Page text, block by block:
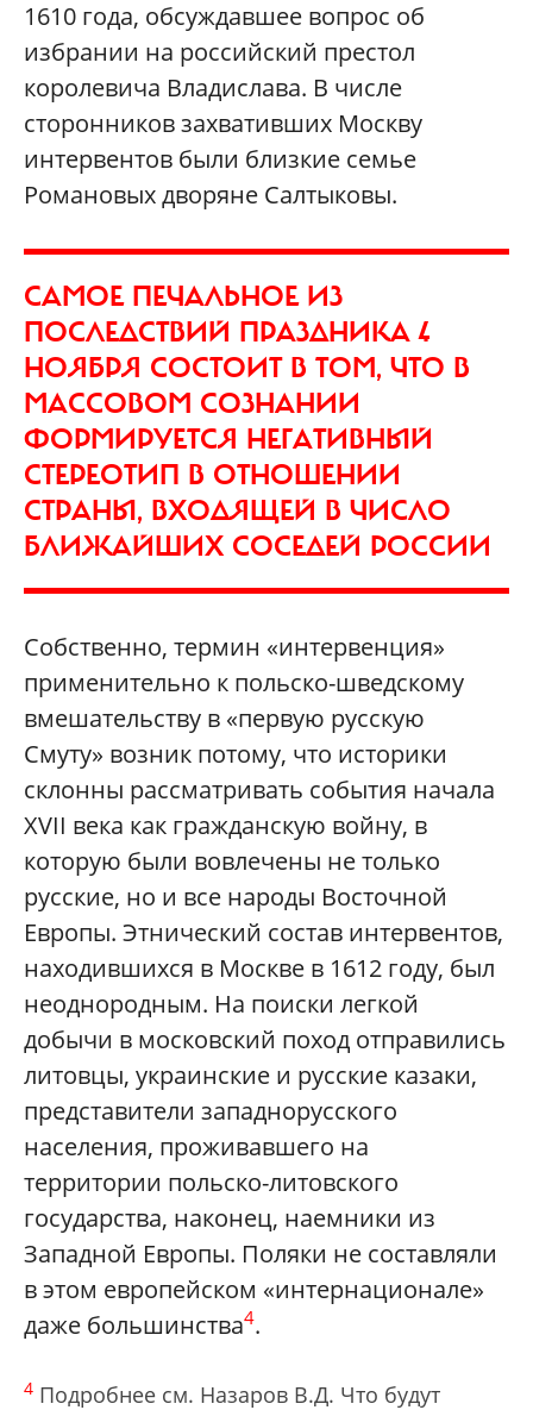
1610 года, обсуждавшее вопрос об
избрании на российский престол
королевича Владислава. В числе
сторонников захвативших Москву
интервентов были близкие семье
Романовых дворяне Салтыковы.
САМОЕ ПЕЧАЛЬНОЕ ИЗ
ПОСЛЕДСТВИЙ ПРАЗДНИКА 4
НОЯБРЯ СОСТОИТ В ТОМ, ЧТО В
МАССОВОМ СОЗНАНИИ
ФОРМИРУЕТСЯ НЕГАТИВНЫЙ
СТЕРЕОТИП В ОТНОШЕНИИ
СТРАНЫ, ВХОДЯЩЕЙ В ЧИСЛО
БЛИЖАЙШИХ СОСЕДЕЙ РОССИИ
Собственно, термин «интервенция»
применительно к польско-шведскому
вмешательству в «первую русскую
Смуту» возник потому, что историки
склонны рассматривать события начала
XVII века как гражданскую войну, в
которую были вовлечены не только
русские, но и все народы Восточной
Европы. Этнический состав интервентов,
находившихся в Москве в 1612 году, был
неоднородным. На поиски легкой
добычи в московский поход отправились
литовцы, украинские и русские казаки,
представители западнорусского
населения, проживавшего на
территории польско-литовского
государства, наконец, наемники из
Западной Европы. Поляки не составляли
в этом европейском «интернационале»
даже большинства4.
4 Подробнее см. Назаров В.Д. Что будут